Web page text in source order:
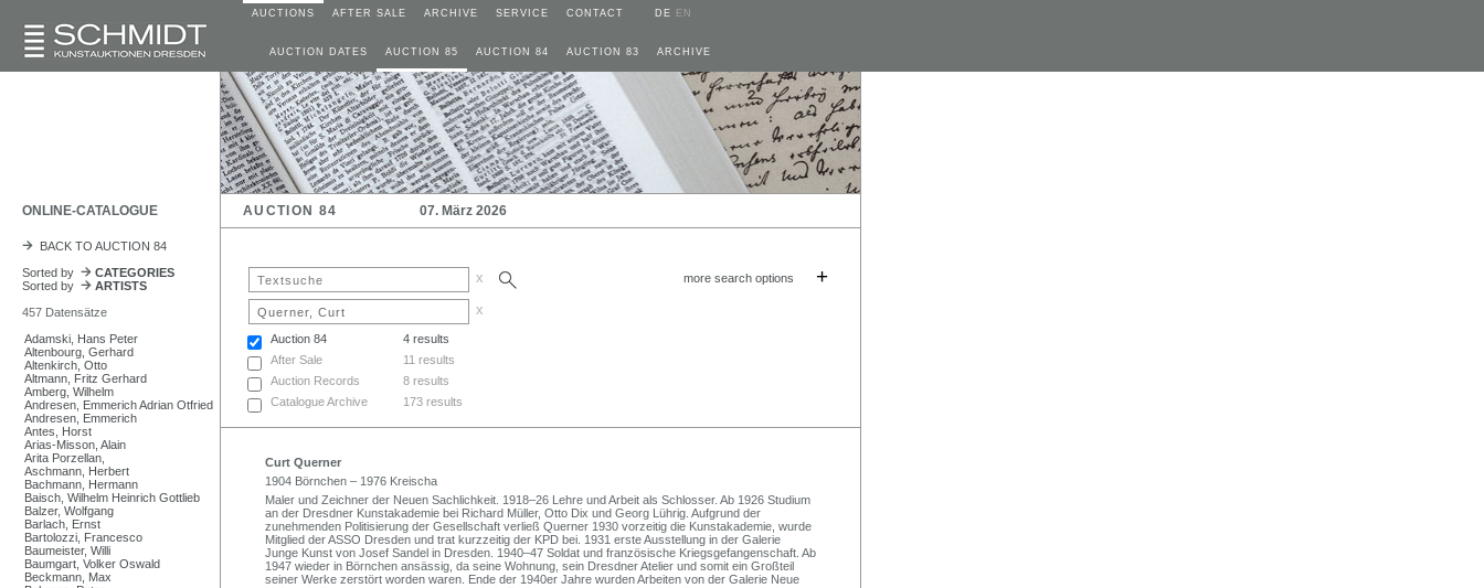
AUCTIONS AFTER SALE ARCHIVE SERVICE CONTACT DE EN
AUCTION DATES AUCTION 85 AUCTION 84 AUCTION 83 ARCHIVE
ONLINE-CATALOGUE AUCTION 84 07. März 2026
BACK TO AUCTION 84
Sorted by
CATEGORIES
Sorted by
ARTISTS
457 Datensätze
Adamski, Hans Peter
Altenbourg, Gerhard
Altenkirch, Otto
Altmann, Fritz Gerhard
Amberg, Wilhelm
Andresen, Emmerich Adrian Otfried
Andresen, Emmerich
Antes, Horst
Arias-Misson, Alain
Arita Porzellan,
Aschmann, Herbert
Bachmann, Hermann
Baisch, Wilhelm Heinrich Gottlieb
Balzer, Wolfgang
Barlach, Ernst
Bartolozzi, Francesco
Baumeister, Willi
Baumgart, Volker Oswald
Beckmann, Max
x more search options +
x
Auction 84
4 results
After Sale
11 results
Auction Records
8 results
Catalogue Archive
173 results
Curt Querner
1904 Börnchen – 1976 Kreischa
Maler und Zeichner der Neuen Sachlichkeit. 1918–26 Lehre und Arbeit als Schlosser. Ab 1926 Studium
an der Dresdner Kunstakademie bei Richard Müller, Otto Dix und Georg Lührig. Aufgrund der
zunehmenden Politisierung der Gesellschaft verließ Querner 1930 vorzeitig die Kunstakademie, wurde
Mitglied der ASSO Dresden und trat kurzzeitig der KPD bei. 1931 erste Ausstellung in der Galerie
Junge Kunst von Josef Sandel in Dresden. 1940–47 Soldat und französische Kriegsgefangenschaft. Ab
1947 wieder in Börnchen ansässig, da seine Wohnung, sein Dresdner Atelier und somit ein Großteil
seiner Werke zerstört worden waren. Ende der 1940er Jahre wurden Arbeiten von der Galerie Neue